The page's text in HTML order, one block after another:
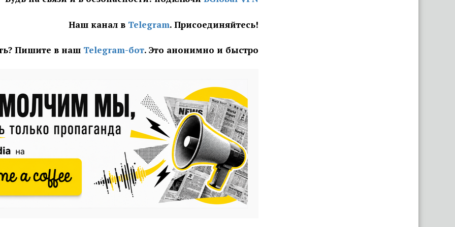
Наш канал в Telegram. Присоединяйтесь!
Пишите в наш Telegram-бот. Это анонимно и быстро